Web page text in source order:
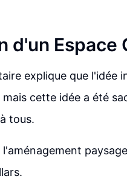
d'un Espace
explique que l'idée
mais cette idée a été
tous.